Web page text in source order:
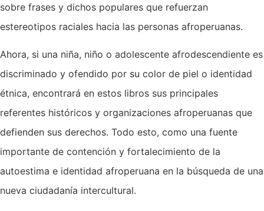
sobre frases y dichos populares que refuerzan
estereotipos raciales hacia las personas afroperuanas.
Ahora, si una niña, niño o adolescente afrodescendiente es
discriminado y ofendido por su color de piel o identidad
étnica, encontrará en estos libros sus principales
referentes históricos y organizaciones afroperuanas que
defienden sus derechos. Todo esto, como una fuente
importante de contención y fortalecimiento de la
autoestima e identidad afroperuana en la búsqueda de una
nueva ciudadanía intercultural.